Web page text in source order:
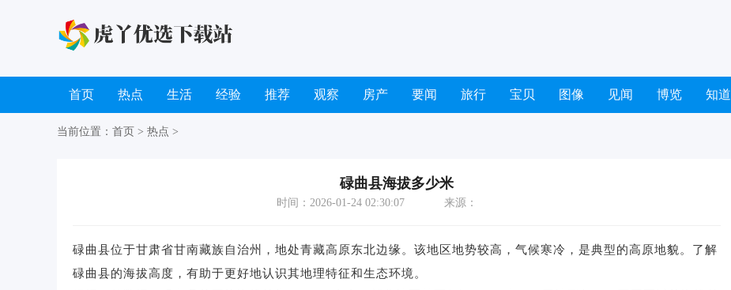
首页 热点 生活 经验 推荐 观察 房产 要闻 旅行 宝贝 图像 见闻 博览 知道
当前位置： 首页 > 热点 >
碌曲县海拔多少米
时间：2026-01-24 02:30:07 来源：
碌曲县位于甘肃省甘南藏族自治州，地处青藏高原东北边缘。该地区地势较高，气候寒冷，是典型的高原地貌。了解
碌曲县的海拔高度，有助于更好地认识其地理特征和生态环境。